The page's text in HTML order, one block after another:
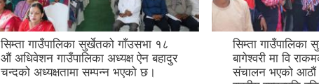
सिम्ता गाउँपालिका सुर्खेतको गाँउसभा १८
औं अधिवेशन गाउँपालिका अध्यक्ष ऐन बहादुर
चन्दको अध्यक्षतामा सम्पन्न भएको छ।
सिम्ता गाउँपालिका
बागेश्वरी मा वि
संचालन भएको आठौं